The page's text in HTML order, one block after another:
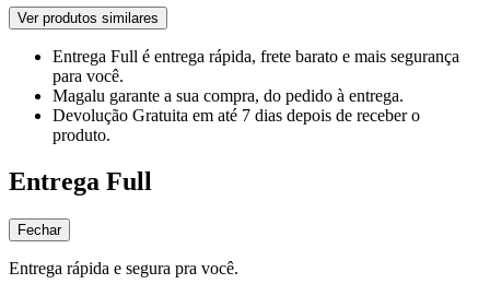
Ver produtos similares
Entrega Full é entrega rápida, frete barato e mais segurança
para você.
Magalu garante a sua compra, do pedido à entrega.
Devolução Gratuita em até 7 dias depois de receber o
produto.
Entrega Full
Fechar
Entrega rápida e segura pra você.